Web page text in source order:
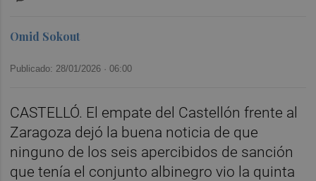
Omid Sokout
Publicado: 28/01/2026 ·06:00
CASTELLÓ. El empate del Castellón frente al
Zaragoza dejó la buena noticia de que
ninguno de los seis apercibidos de sanción
que tenía el conjunto albinegro vio la quinta